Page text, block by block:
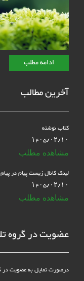
ادامه مطلب
آخرین مطالب
کتاب نوشته
۱۴۰۵/۰۲/۱۰
مشاهده مطلب
لینک کانال زیست پیام در
۱۴۰۵/۰۲/۱۰
مشاهده مطلب
عضویت در گروه
درصورت تمایل به عضویت در